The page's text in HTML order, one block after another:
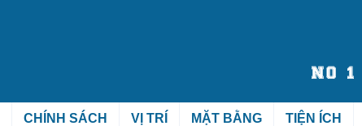
CHÍNH SÁCH VỊ TRÍ MẶT BẰNG TIỆN ÍCH